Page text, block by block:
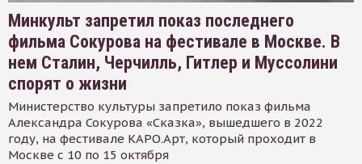
Минкульт запретил показ последнего
фильма Сокурова на фестивале в Москве. В
нем Сталин, Черчилль, Гитлер и Муссолини
спорят о жизни
Министерство культуры запретило показ фильма
Александра Сокурова «Сказка», вышедшего в 2022
году, на фестивале КАРО.Арт, который проходит в
Москве с 10 по 15 октября